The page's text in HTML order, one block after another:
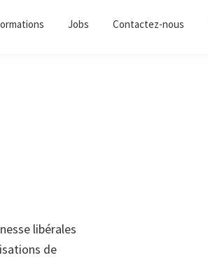
Jobs Contactez-nous
libérales
de